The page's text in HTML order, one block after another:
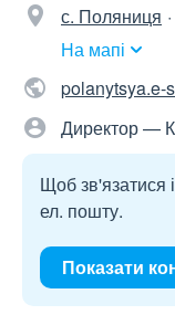
с. Поляниця
На мапі
polanytsya.e-
Директор —
Щоб зв'язатися
ел. пошту.
Показати